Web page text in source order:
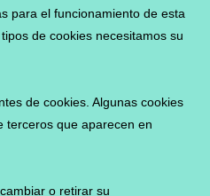
para el funcionamiento de esta
de cookies necesitamos su
de cookies. Algunas cookies
terceros que aparecen en
o retirar su